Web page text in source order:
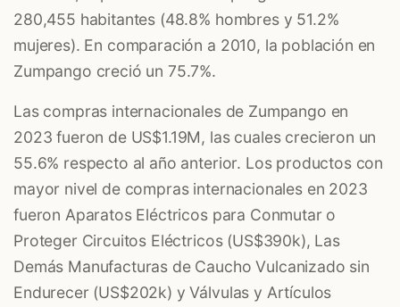
280,455 habitantes (48.8% hombres y 51.2%
mujeres). En comparación a 2010, la población en
Zumpango creció un 75.7%.
Las compras internacionales de Zumpango en
2023 fueron de US$1.19M, las cuales crecieron un
55.6% respecto al año anterior. Los productos con
mayor nivel de compras internacionales en 2023
fueron Aparatos Eléctricos para Conmutar o
Proteger Circuitos Eléctricos(US$390k), Las
Demás Manufacturas de Caucho Vulcanizado sin
Endurecer (US$202k) yVálvulas y Artículos